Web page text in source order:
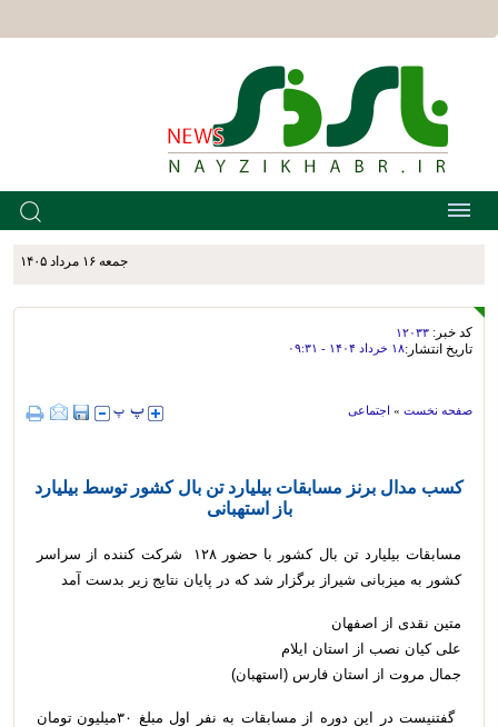
جمعه ۱۶ مرداد ۱۴۰۵
کد خبر: ۱۲۰۳۳
تاریخ انتشار:۱۸ خرداد ۱۴۰۴ - ۰۹:۳۱
صفحه نخست » اجتماعی
کسب مدال برنز مسابقات بیلیارد تن بال کشور توسط بیلیارد
باز استهبانی
مسابقات بیلیارد تن بال کشور با حضور ۱۲۸ شرکت کننده از سراسر
کشور به میزبانی شیراز برگزار شد که در پایان نتایج زیر بدست آمد
متین نقدی از اصفهان
علی کیان نصب از استان ایلام
جمال مروت از استان فارس (استهبان)
گفتنیست در این دوره از مسابقات به نفر اول مبلغ ۳۰میلیون تومان